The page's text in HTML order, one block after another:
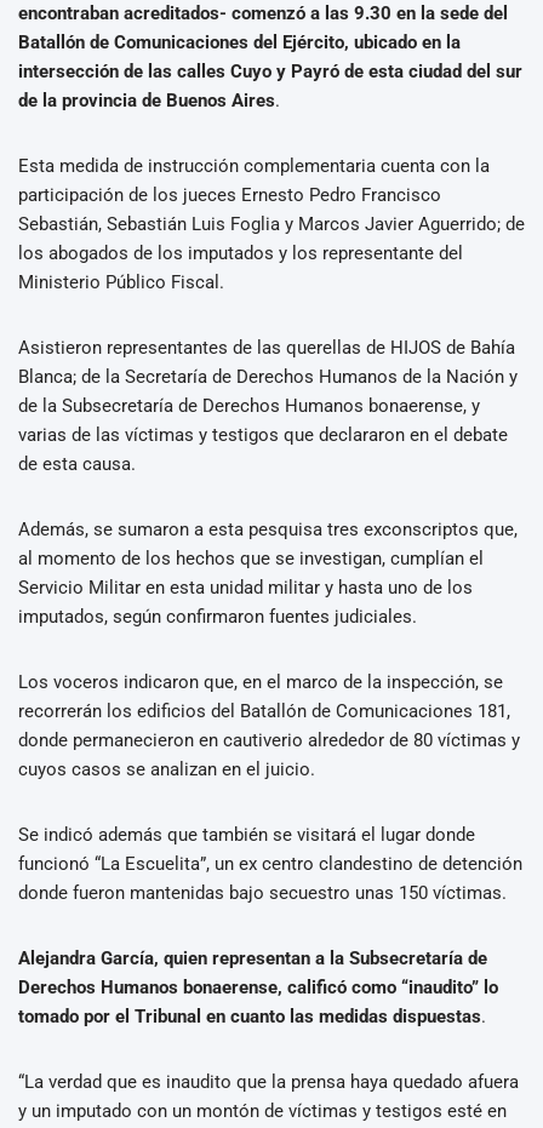
encontraban acreditados- comenzó a las 9.30 en la sede del
Batallón de Comunicaciones del Ejército, ubicado en la
intersección de las calles Cuyo y Payró de esta ciudad del sur
de la provincia de Buenos Aires.
Esta medida de instrucción complementaria cuenta con la
participación de los jueces Ernesto Pedro Francisco
Sebastián, Sebastián Luis Foglia y Marcos Javier Aguerrido; de
los abogados de los imputados y los representante del
Ministerio Público Fiscal.
Asistieron representantes de las querellas de HIJOS de Bahía
Blanca; de la Secretaría de Derechos Humanos de la Nación y
de la Subsecretaría de Derechos Humanos bonaerense, y
varias de las víctimas y testigos que declararon en el debate
de esta causa.
Además, se sumaron a esta pesquisa tres exconscriptos que,
al momento de los hechos que se investigan, cumplían el
Servicio Militar en esta unidad militar y hasta uno de los
imputados, según confirmaron fuentes judiciales.
Los voceros indicaron que, en el marco de la inspección, se
recorrerán los edificios del Batallón de Comunicaciones 181,
donde permanecieron en cautiverio alrededor de 80 víctimas y
cuyos casos se analizan en el juicio.
Se indicó además que también se visitará el lugar donde
funcionó “La Escuelita”, un ex centro clandestino de detención
donde fueron mantenidas bajo secuestro unas 150 víctimas.
Alejandra García, quien representan a la Subsecretaría de
Derechos Humanos bonaerense, calificó como “inaudito” lo
tomado por el Tribunal en cuanto las medidas dispuestas.
“La verdad que es inaudito que la prensa haya quedado afuera
y un imputado con un montón de víctimas y testigos esté en